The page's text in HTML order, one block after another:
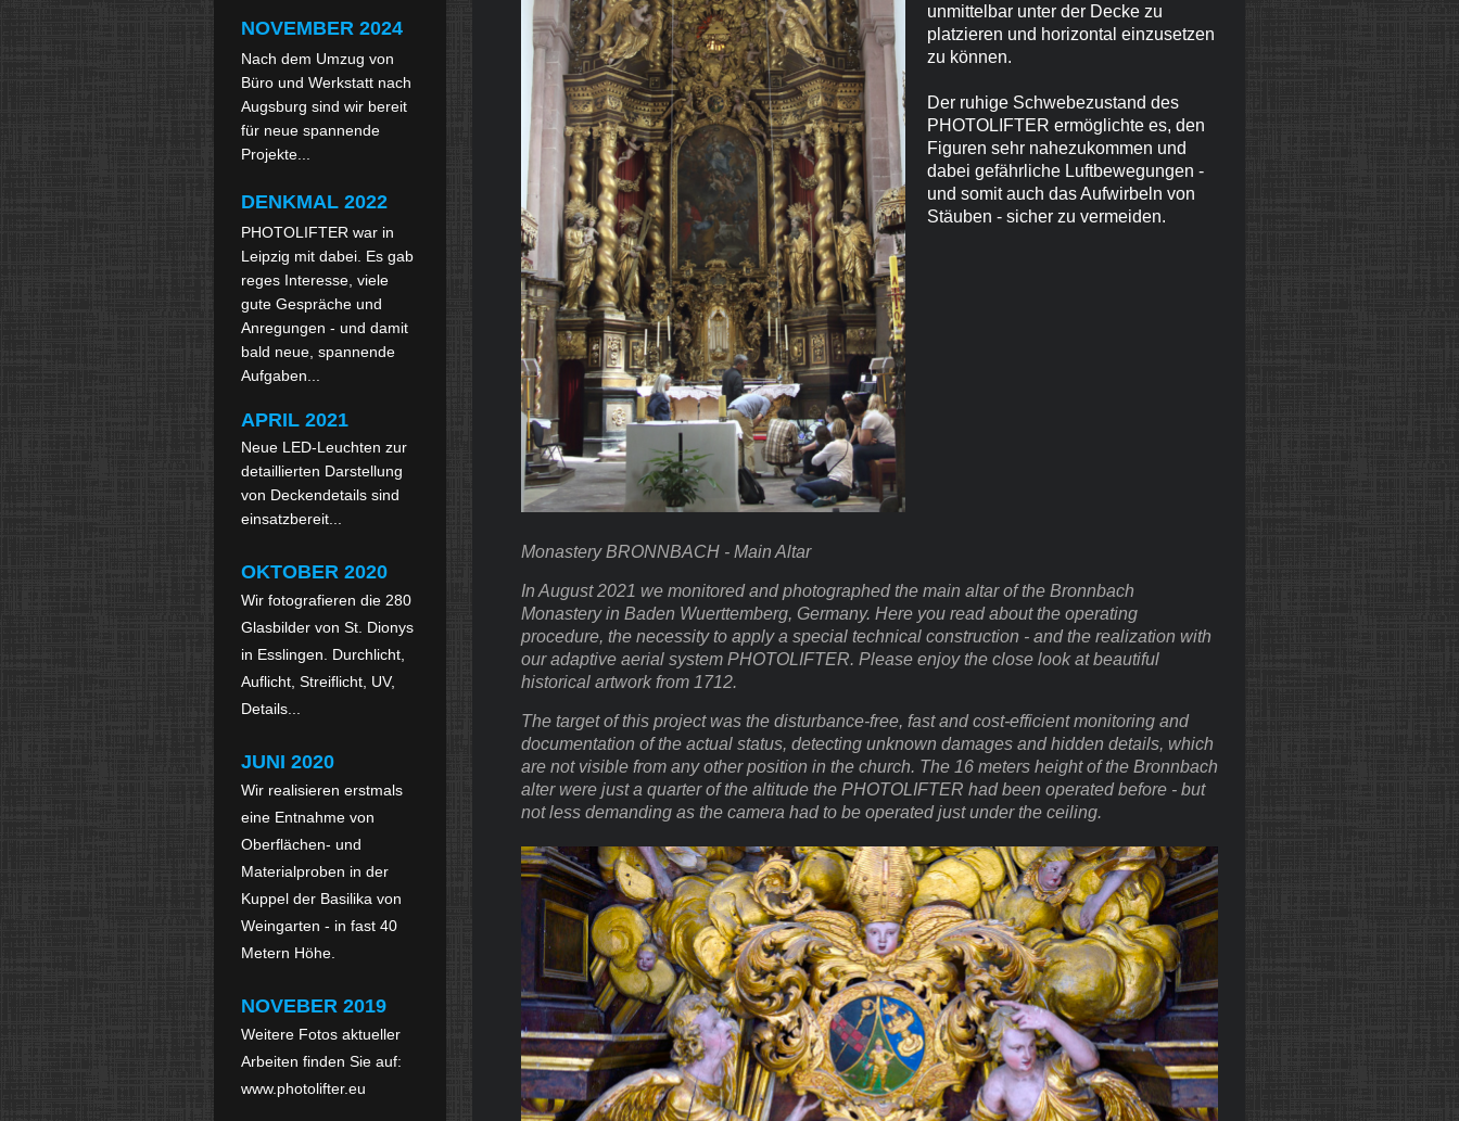
unmittelbar unter der Decke zu
platzieren und horizontal einzusetzen
zu können.
Der ruhige Schwebezustand des
PHOTOLIFTER ermöglichte es, den
Figuren sehr nahezukommen und
dabei gefährliche Luftbewegungen -
und somit auch das Aufwirbeln von
Stäuben - sicher zu vermeiden.
Monastery BRONNBACH - Main Altar
In August 2021 we monitored and photographed the main altar of the Bronnbach
Monastery in Baden Wuerttemberg, Germany. Here you read about the operating
procedure, the necessity to apply a special technical construction - and the realization with
our adaptive aerial system PHOTOLIFTER. Please enjoy the close look at beautiful
historical artwork from 1712.
The target of this project was the disturbance-free, fast and cost-efficient monitoring and
documentation of the actual status, detecting unknown damages and hidden details, which
are not visible from any other position in the church. The 16 meters height of the Bronnbach
alter were just a quarter of the altitude the PHOTOLIFTER had been operated before - but
not less demanding as the camera had to be operated just under the ceiling.
NOVEMBER 2024
Nach dem Umzug von
Büro und Werkstatt nach
Augsburg sind wir bereit
für neue spannende
Projekte...
DENKMAL 2022
PHOTOLIFTER war in
Leipzig mit dabei. Es gab
reges Interesse, viele
gute Gespräche und
Anregungen - und damit
bald neue, spannende
Aufgaben...
APRIL 2021
Neue LED-Leuchten zur
detaillierten Darstellung
von Deckendetails sind
einsatzbereit...
OKTOBER 2020
Wir fotografieren die 280
Glasbilder von St. Dionys
in Esslingen. Durchlicht,
Auflicht, Streiflicht, UV,
Details...
JUNI 2020
Wir realisieren erstmals
eine Entnahme von
Oberflächen- und
Materialproben in der
Kuppel der Basilika von
Weingarten - in fast 40
Metern Höhe.
NOVEBER 2019
Weitere Fotos aktueller
Arbeiten finden Sie auf:
www.photolifter.eu